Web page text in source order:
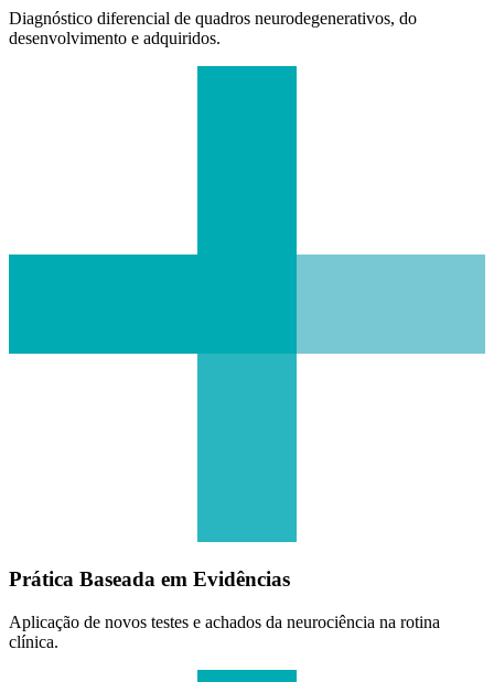
Diagnóstico diferencial de quadros neurodegenerativos, do
desenvolvimento e adquiridos.
Prática Baseada em Evidências
Aplicação de novos testes e achados da neurociência na rotina
clínica.